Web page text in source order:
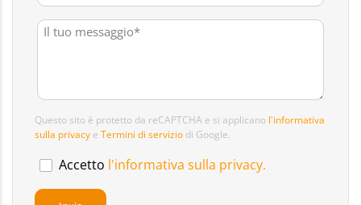
Questo sito è protetto da reCAPTCHA e si applicano l'informativa
sulla privacy e Termini di servizio di Google.
Accetto l'informativa sulla privacy.